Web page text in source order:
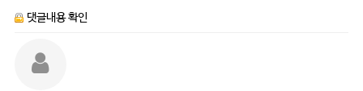
댓글내용 확인